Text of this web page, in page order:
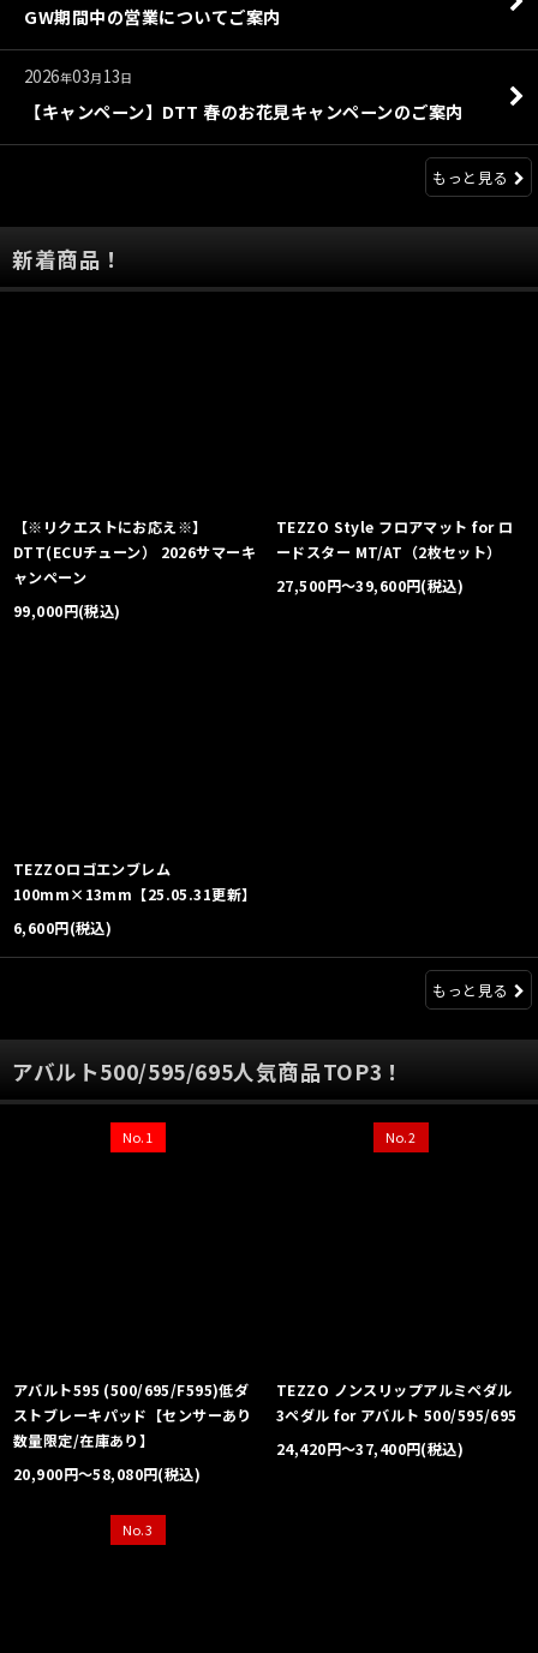
GW期間中の営業についてご案内
2026年03月 13日
【キャンペーン】DTT 春のお花見キャンペーンのご案内
もっと見る
新着商品！
【※リクエストにお応え※】
DTT(ECUチューン） 2026サマーキ
ャンペーン
99,000円(税込)
TEZZO Style フロアマット for ロ
ードスター MT/AT（2枚セット）
27,500円～39,600円(税込)
TEZZOロゴエンブレム
100mm×13mm【25.05.31更新】
6,600円(税込)
もっと見る
アバルト500/595/695人気商品TOP3！
No.1
アバルト595 (500/695/F595)低ダ
ストブレーキパッド【センサーあり
数量限定/在庫あり】
20,900円～58,080円(税込)
No.2
TEZZO ノンスリップアルミペダル
3ペダル for アバルト 500/595/695
24,420円～37,400円(税込)
No.3